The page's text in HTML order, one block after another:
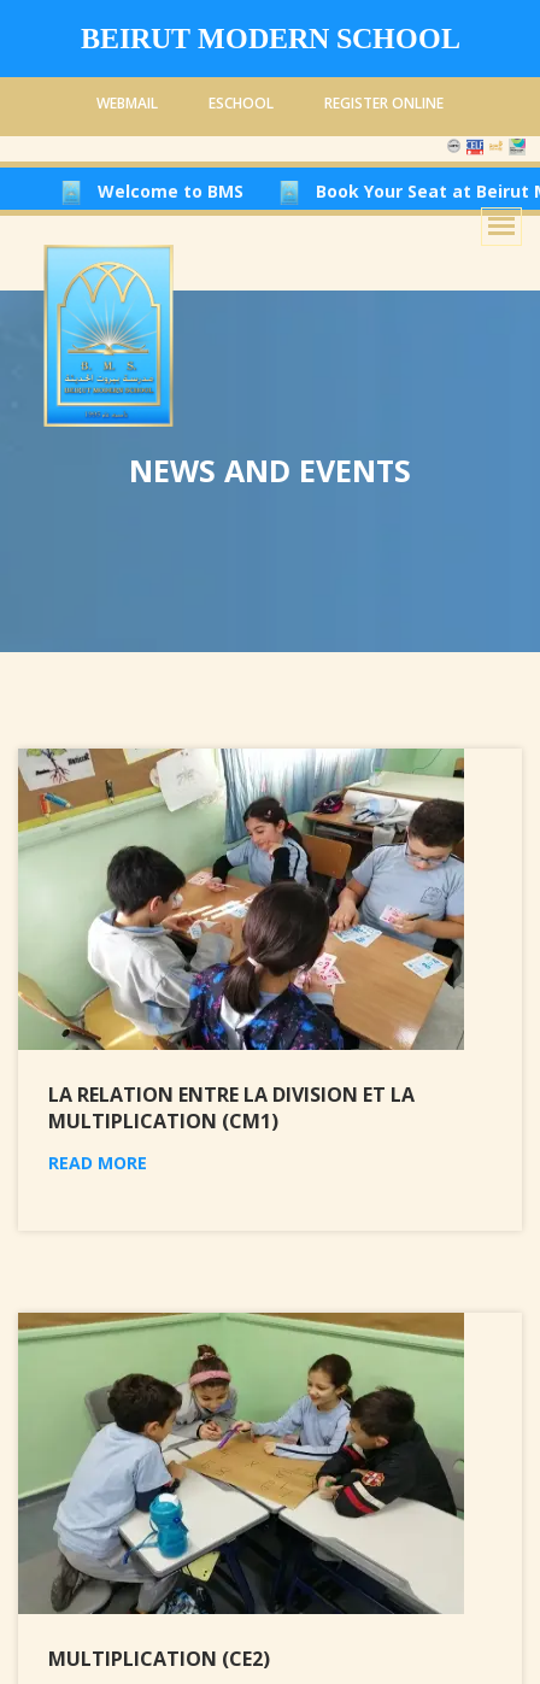
BEIRUT MODERN SCHOOL
WEBMAIL ESCHOOL REGISTER ONLINE
to BMS Book Your Seat at Beirut Modern
NEWS AND EVENTS
LA RELATION ENTRE LA DIVISION ET LA
MULTIPLICATION (CM1)
READ MORE
MULTIPLICATION (CE2)